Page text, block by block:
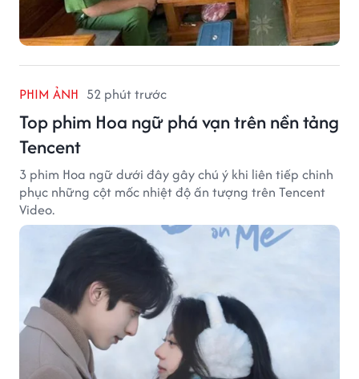
PHIM ẢNH 52 phút trước
Top phim Hoa ngữ phá vạn trên nền tảng
Tencent
3 phim Hoa ngữ dưới đây gây chú ý khi liên tiếp chinh
phục những cột mốc nhiệt độ ấn tượng trên Tencent
Video.